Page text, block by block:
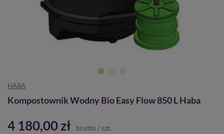
HABA
Kompostownik Wodny Bio Easy Flow 850 L Haba
4 180,00 zł brutto / szt.